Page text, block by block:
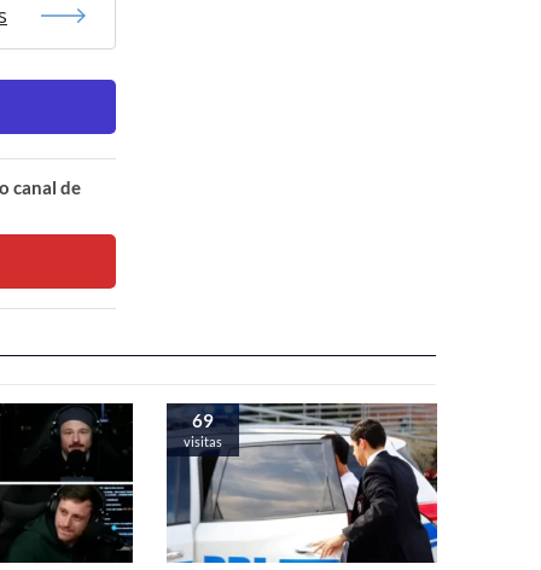
canal de
69
visitas